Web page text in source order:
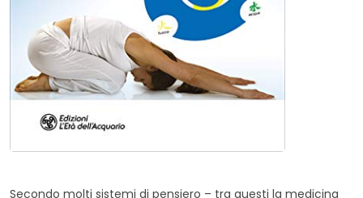
Secondo molti sistemi di pensiero – tra questi la medicina